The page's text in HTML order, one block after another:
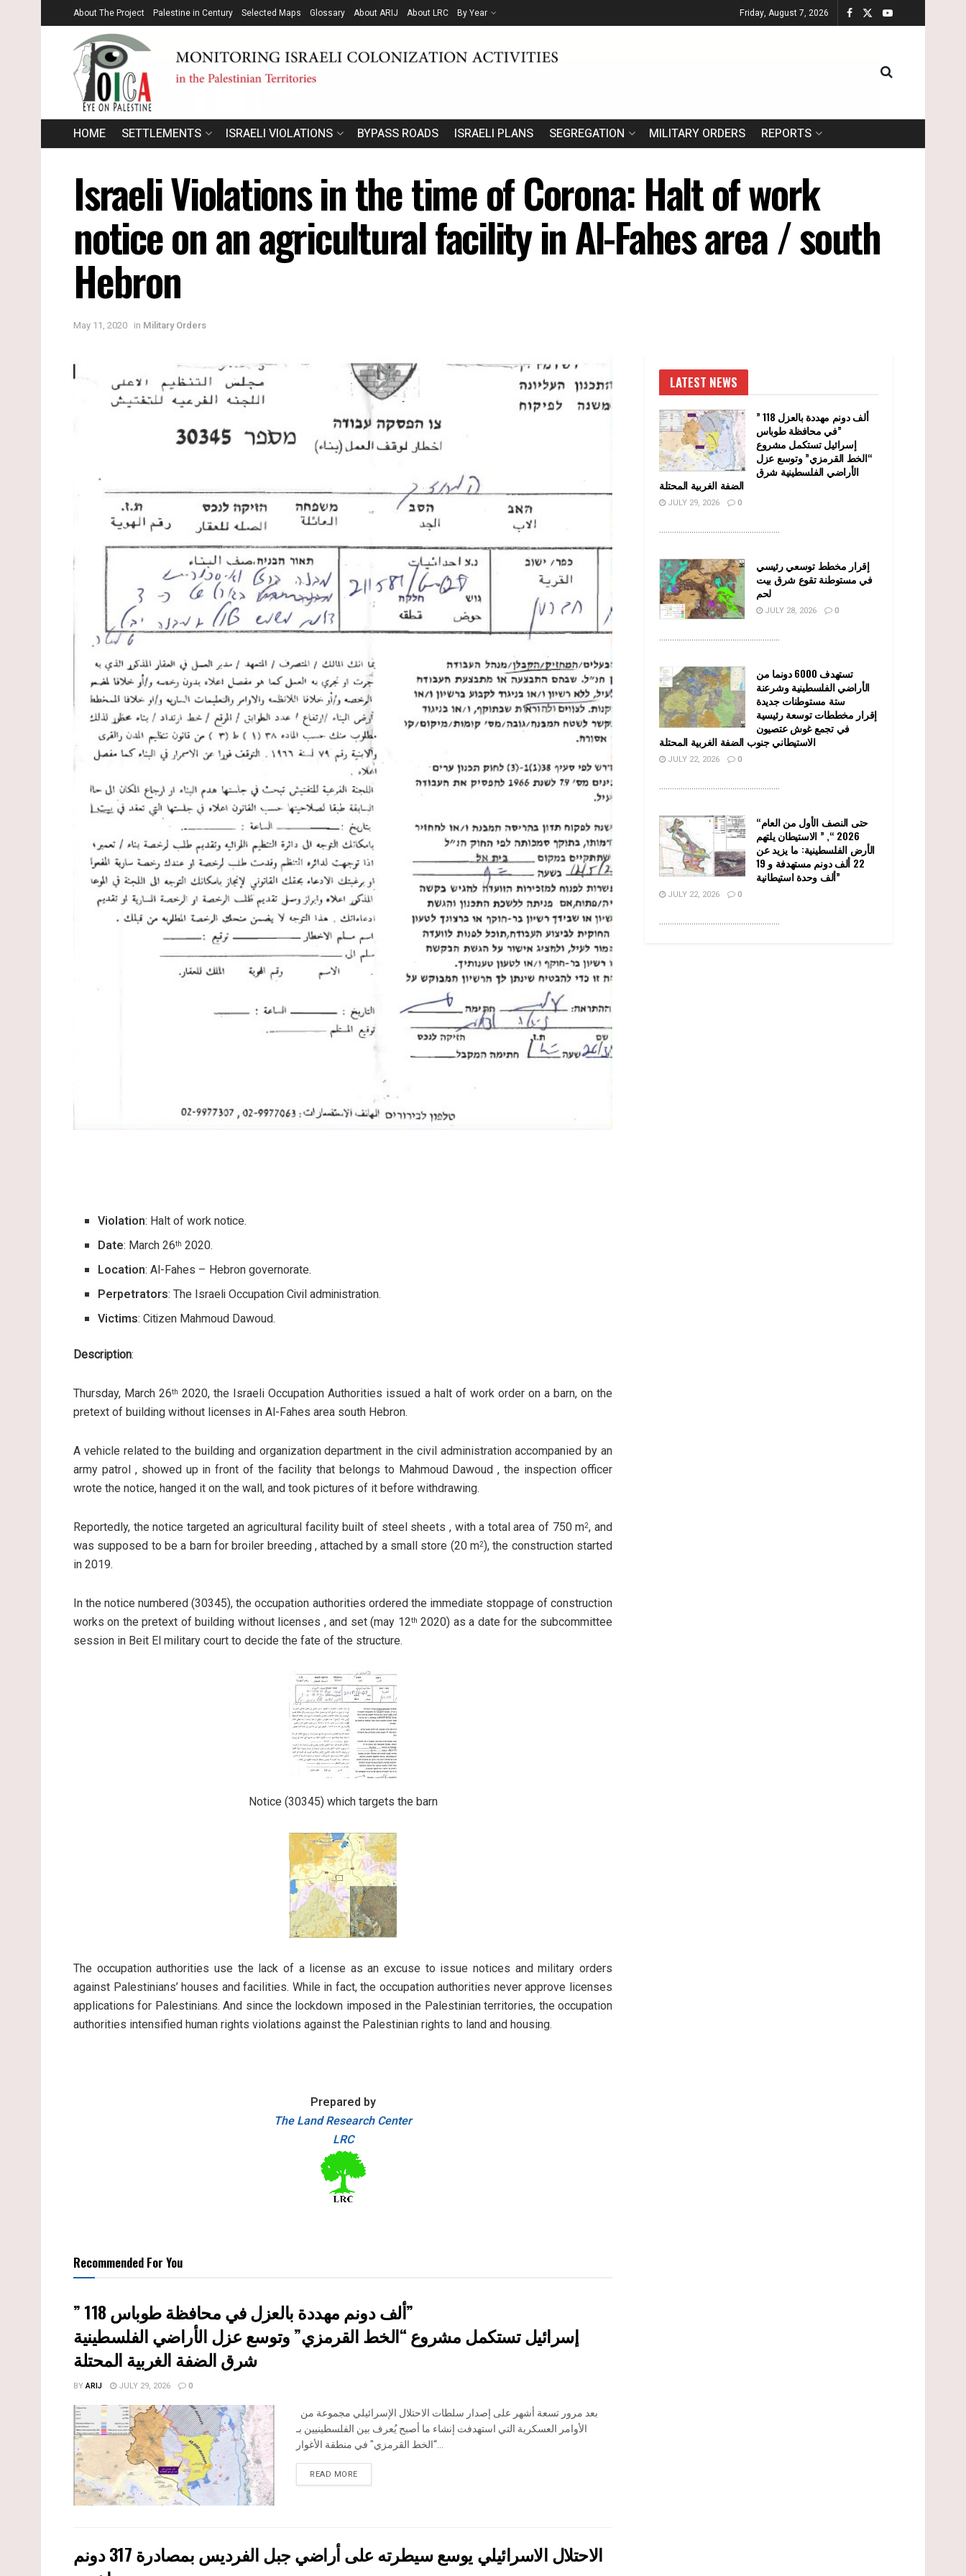
About The Project Palestine in Century Selected Maps Glossary About ARIJ About LRC By Year Friday, August 7, 2026
HOME SETTLEMENTS ISRAELI VIOLATIONS BYPASS ROADS ISRAELI PLANS SEGREGATION MILITARY ORDERS REPORTS
Israeli Violations in the time of Corona: Halt of work
notice on an agricultural facility in Al-Fahes area / south
Hebron
May 11, 2020 in Military Orders
Violation: Halt of work notice.
Date: March 26th 2020.
Location: Al-Fahes – Hebron governorate.
Perpetrators: The Israeli Occupation Civil administration.
Victims: Citizen Mahmoud Dawoud.
Description:
Thursday, March 26th 2020, the Israeli Occupation Authorities issued a halt of work order on a barn, on the
pretext of building without licenses in Al-Fahes area south Hebron.
A vehicle related to the building and organization department in the civil administration accompanied by an
army patrol , showed up in front of the facility that belongs to Mahmoud Dawoud , the inspection officer
wrote the notice, hanged it on the wall, and took pictures of it before withdrawing.
Reportedly, the notice targeted an agricultural facility built of steel sheets , with a total area of 750 m2, and
was supposed to be a barn for broiler breeding , attached by a small store (20 m2), the construction started
in 2019.
In the notice numbered (30345), the occupation authorities ordered the immediate stoppage of construction
works on the pretext of building without licenses , and set (may 12th 2020) as a date for the subcommittee
session in Beit El military court to decide the fate of the structure.
Notice (30345) which targets the barn
The occupation authorities use the lack of a license as an excuse to issue notices and military orders
against Palestinians’ houses and facilities. While in fact, the occupation authorities never approve licenses
applications for Palestinians. And since the lockdown imposed in the Palestinian territories, the occupation
authorities intensified human rights violations against the Palestinian rights to land and housing.
Prepared by
The Land Research Center
LRC
Recommended For You
” 118 ألف دونم مهددة بالعزل في محافظة طوباس”
إسرائيل تستكمل مشروع “الخط القرمزي” وتوسع عزل الأراضي الفلسطينية
شرق الضفة الغربية المحتلة
BYARIJ JULY 29, 2026 0
الأوامر العسكرية التي استهدفت إنشاء ما أصبح يُعرف بين الفلسطينيين بـ
READ MOREDETAILS
الاحتلال الاسرائيلي يوسع سيطرته على أراضي جبل الفرديس بمصادرة 317 دونم
LATEST NEWS
” 118 ألف دونم مهددة بالعزل
في محافظة طوباس”
إسرائيل تستكمل مشروع
“الخط القرمزي” وتوسع عزل
الأراضي الفلسطينية شرق
الضفة الغربية المحتلة
JULY 29, 2026 0
........................................................
إقرار مخطط توسعي رئيسي
في مستوطنة تقوع شرق بيت
لحم
JULY 28, 2026 0
........................................................
تستهدف 6000 دونما من
الأراضي الفلسطينية وشرعنة
ستة مستوطنات جديدة
إقرار مخططات توسعة رئيسية
في تجمع غوش عتصيون
الاستيطاني جنوب الضفة الغربية المحتلة
JULY 22, 2026 0
........................................................
“حتى النصف الأول من العام
2026 “, ” الاستيطان يلتهم
الأرض الفلسطينية: ما يزيد عن
22 ألف دونم مستهدفة و 19
ألف وحدة استيطانية”
JULY 22, 2026 0
........................................................